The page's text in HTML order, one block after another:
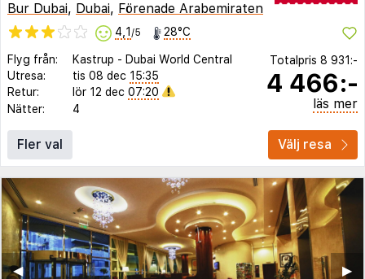
Bur Dubai, Dubai, Förenade Arabemiraten
4,1 /5 28°C
Flyg från: Kastrup - Dubai World Central
Utresa:
tis 08 dec 15:35
Retur:
lör 12 dec 07:20
Nätter:
4
Totalpris 8 931:-
4 466:-
läs mer
Fler val Välj resa
▶︎
◀︎